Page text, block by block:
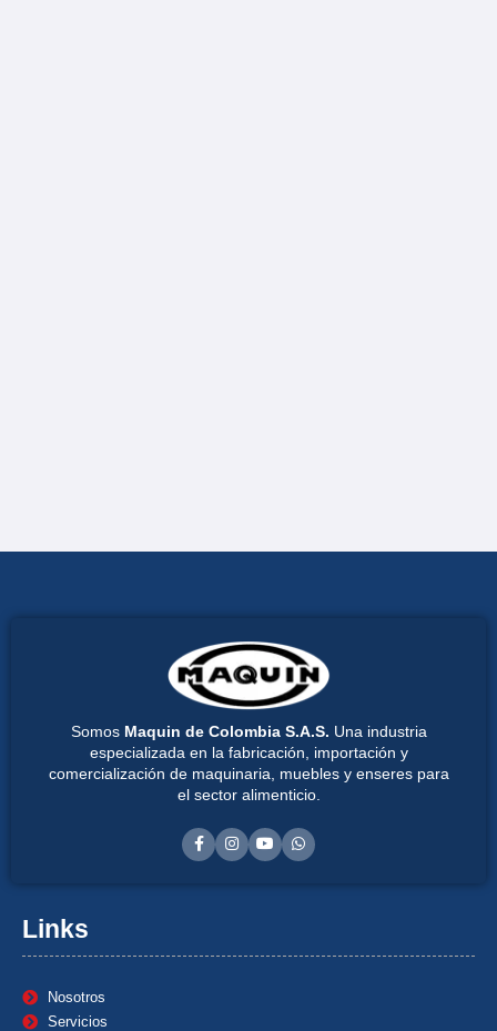
Somos Maquin de Colombia S.A.S. Una industria
especializada en la fabricación, importación y
comercialización de maquinaria, muebles y enseres para
el sector alimenticio.
Links
Nosotros
Servicios